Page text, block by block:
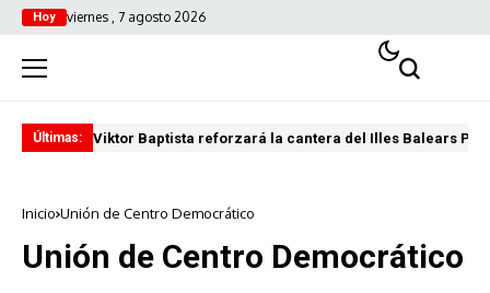
Hoy viernes , 7 agosto 2026
Últimas: Viktor Baptista reforzará la cantera del Illes Balears
Inicio Unión de Centro Democrático
Unión de Centro Democrático